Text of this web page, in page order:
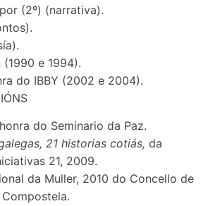
(2º) (narrativa).
(1990 e 1994).
do IBBY (2002 e 2004).
do Seminario da Paz.
21 historias cotiás, da
21, 2009.
da Muller, 2010 do Concello de